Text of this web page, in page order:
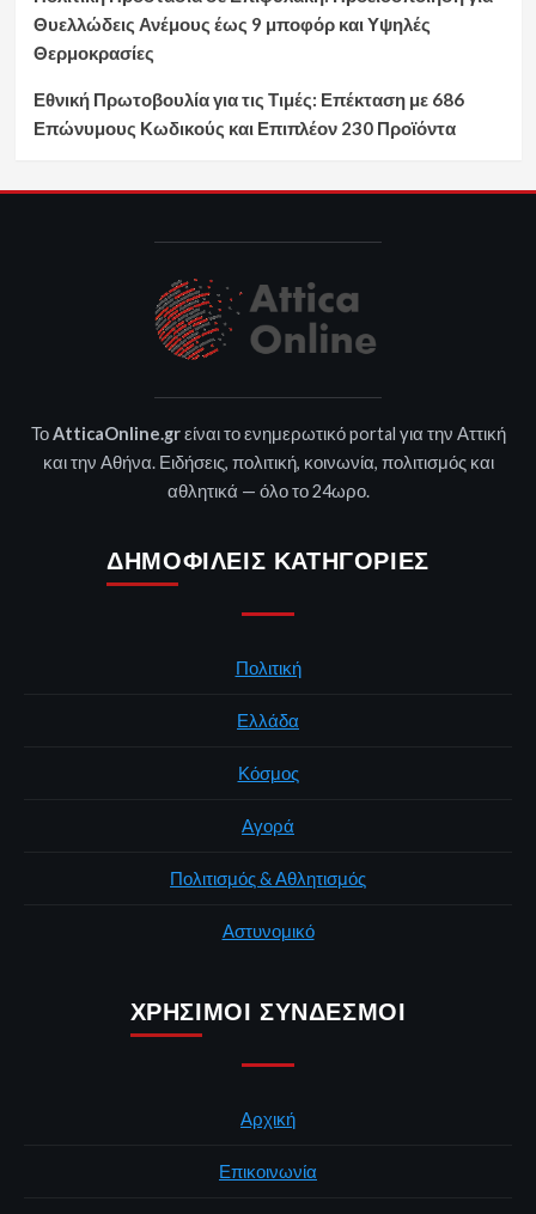
Θυελλώδεις Ανέμους έως 9 μποφόρ και Υψηλές
Θερμοκρασίες
Εθνική Πρωτοβουλία για τις Τιμές: Επέκταση με 686
Επώνυμους Κωδικούς και Επιπλέον 230 Προϊόντα
ΤοAtticaOnline.grείναι το ενημερωτικό portal για την Αττική
και την Αθήνα. Ειδήσεις, πολιτική, κοινωνία, πολιτισμός και
αθλητικά — όλο το 24ωρο.
ΔΗΜΟΦΙΛΕΊΣ ΚΑΤΗΓΟΡΊΕΣ
Πολιτική
Ελλάδα
Κόσμος
Αγορά
Πολιτισμός & Αθλητισμός
Αστυνομικό
ΧΡΉΣΙΜΟΙ ΣΎΝΔΕΣΜΟΙ
Αρχική
Επικοινωνία